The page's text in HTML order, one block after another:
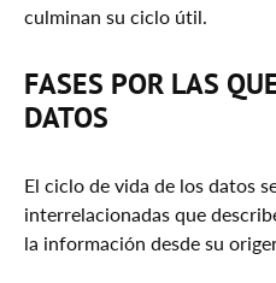
culminan su ciclo útil.
FASES POR LAS
DATOS
El ciclo de vida de los datos
interrelacionadas que
la información desde su